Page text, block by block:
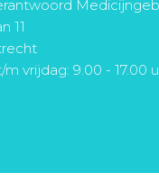
11
vrijdag: 9.00 - 17.00